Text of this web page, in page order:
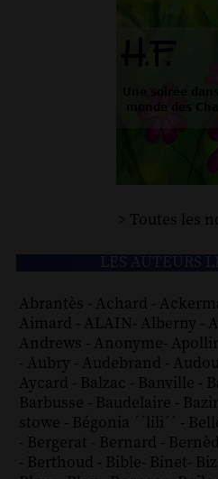
> Toutes les
Abrantès - Achard -
Aimard - ALAIN- Alberny -
Andrews - Anonyme-
- Aubry - Audebrand -
Aycard - Balzac - Banville -
Barbusse - Baudelaire -
stowe - Bégonia ´´lili´´ -
- Bergerat - Bernard -
- Berthoud - Bible- Binet-